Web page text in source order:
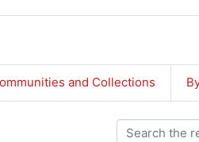
and Collections